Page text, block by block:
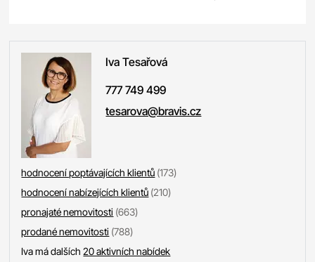
IvaTesařová
777 749 499
tesarova@bravis.cz
hodnocení poptávajících klientů (173)
hodnocení nabízejících klientů (210)
pronajaté nemovitosti (663)
prodané nemovitosti (788)
Iva má dalších20 aktivních nabídek